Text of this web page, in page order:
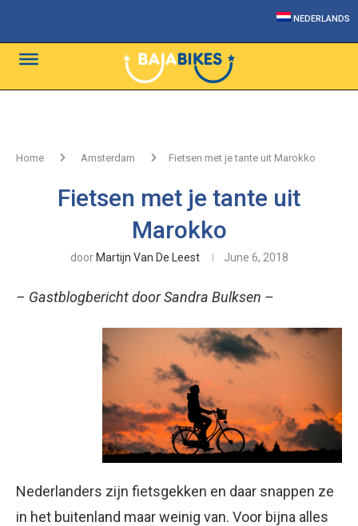
NEDERLANDS
Home Amsterdam Fietsen met je tante uit Marokko
Fietsen met je tante uit
Marokko
door Martijn Van De Leest June 6, 2018
– Gastblogbericht door Sandra Bulksen –
Nederlanders zijn fietsgekken en daar snappen ze
in het buitenland maar weinig van. Voor bijna alles